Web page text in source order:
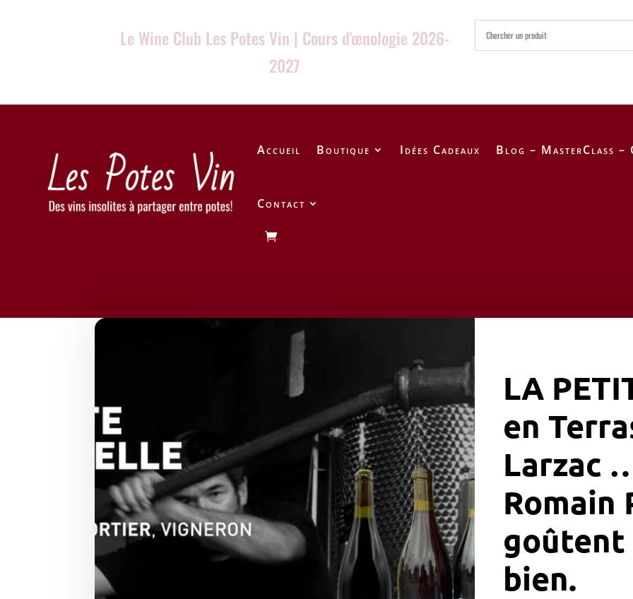
Le Wine Club Les Potes Vin | Cours d'œnologie 2026-
2027
Accueil Boutique Idées Cadeaux Blog – MasterClass –
Contact
LA
en
Larzac
Romain
bien.